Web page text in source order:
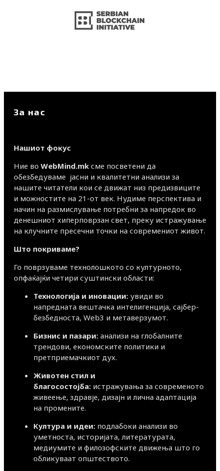
За нас
Нашиот фокус
Ние во WebMind.mk сме посветени да
обезбедуваме јасни и квалитетни анализи за
нашите читатели кои се движат низ предизвиците
и можностите на 21-от век. Нудиме перспектива и
начин на размислување потребни за напредок во
денешниот хиперповрзан свет, преку истражување
на клучните пресечни точки на современиот живот.
Што покриваме?
Го поврзуваме технолошкото со културното,
опфаќајќи четири суштински области:
Технологија и иновации: увиди во
напредната вештачка интелигенција, сајбер-
безбедноста, Web3 и метаверзумот.
Бизнис и пазари: анализи на глобалните
трендови, економските политики и
претприемачкиот дух.
Животен стил и
благосостојба: истражувања за современото
живеење, здравје, дизајн и лична адаптација
на промените.
Култура и идеи: подлабоки анализи во
уметноста, историјата, литературата,
медиумите и филозофските движења што го
обликуваат општеството.